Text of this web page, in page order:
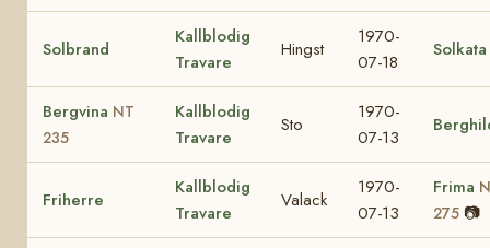
Solbrand
Kallblodig
Travare
Hingst
1970-
07-18
Solkata
Bergvina NT
235
Kallblodig
Travare
Sto
1970-
07-13
Friherre
Kallblodig
Travare
Valack
1970-
07-13
Frima
275 📷